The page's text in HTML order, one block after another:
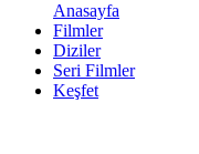
Anasayfa
Filmler
Diziler
Seri Filmler
Keşfet